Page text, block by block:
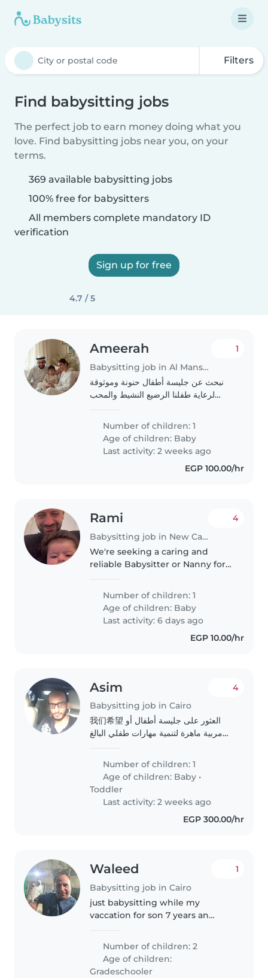
Filters
Find babysitting jobs
The perfect job to earn money doing what you
love. Find babysitting jobs near you, on your
terms.
369 available babysitting jobs
100% free for babysitters
All members complete mandatory ID
verification
Sign up for free
4.7 / 5
Ameerah
Babysitting job in Al Mansurah
1
نبحث عن جليسة أطفال حنونة وموثوقة
لرعاية طفلنا الرضيع النشيط والمحب
التعامل مع الأطفال بعمر الرضع ولديها
القدرة على خلق بيئة آمنة وداعمة. يُرجى
التواصل..
Number of children: 1
Age of children: Baby
Last activity: 2 weeks ago
EGP 100.00/hr
Rami
Babysitting job in New Cairo
4
We're seeking a caring and
reliable Babysitter or Nanny for
to explore and express
themselves, so we're looking for..
Number of children: 1
Age of children: Baby
Last activity: 6 days ago
EGP 10.00/hr
Asim
Babysitting job in Cairo
4
我们希望 العثور على جليسة أطفال أو
مربية ماهرة لتنمية مهارات طفلي البالغ
شخص يحب الطبخ والمهام المنزلية
البسيطة مع رعاية مهتمة وصبورة. يتحدث
Number of children: 1
Age of children: Baby •
Toddler
Last activity: 2 weeks ago
EGP 300.00/hr
Waleed
Babysitting job in Cairo
1
just babysitting while my
vaccation for son 7 years an
Number of children: 2
Age of children:
Gradeschooler